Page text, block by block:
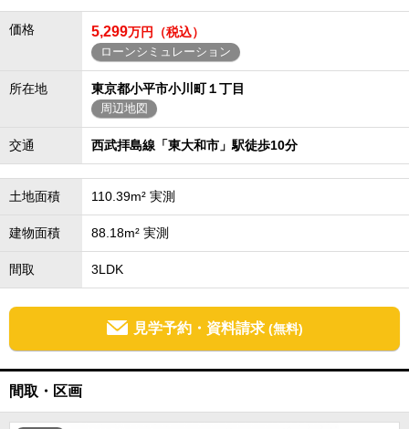
価格 5,299万円（税込）
ローンシミュレーション
所在地 東京都小平市小川町１丁目
周辺地図
交通 西武拝島線「東大和市」駅徒歩10分
土地面積 110.39m² 実測
建物面積 88.18m² 実測
間取 3LDK
見学予約・資料請求 (無料)
間取・区画